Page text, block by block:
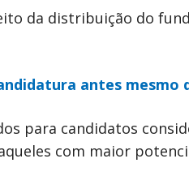
da distribuição do
antes mesmo
para candidatos
com maior